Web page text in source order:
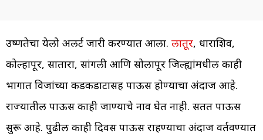
उष्णतेचा येलो अलर्ट जारी करण्यात आला. लातूर, धाराशिव,
कोल्हापूर, सातारा, सांगली आणि सोलापूर जिल्ह्यांमधील काही
भागात विजांच्या कडकडाटासह पाऊस होण्याचा अंदाज आहे.
राज्यातील पाऊस काही जाण्याचे नाव घेत नाही. सतत पाऊस
सुरू आहे. पुढील काही दिवस पाऊस राहण्याचा अंदाज वर्तवण्यात